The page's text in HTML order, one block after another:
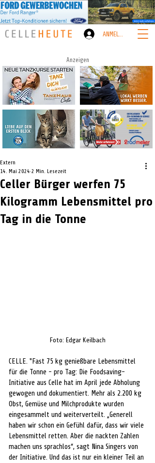
ANMELDEN
Anzeigen
Celler Bürger werfen 75
Kilogramm Lebensmittel pro
Tag in die Tonne
Extern
14. Mai 2024 2 Min. Lesezeit
Foto: Edgar Keilbach
CELLE. "Fast 75 kg genießbare Lebensmittel
für die Tonne - pro Tag: Die Foodsaving-
Initiative aus Celle hat im April jede Abholung
gewogen und dokumentiert. Mehr als 2.200 kg
Obst, Gemüse und Milchprodukte wurden
eingesammelt und weiterverteilt. „Generell
haben wir schon ein Gefühl dafür, dass wir viele
Lebensmittel retten. Aber die nackten Zahlen
machen uns sprachlos“, sagt Nina Singers von
der Initiative. Und das ist nur ein kleiner Teil an